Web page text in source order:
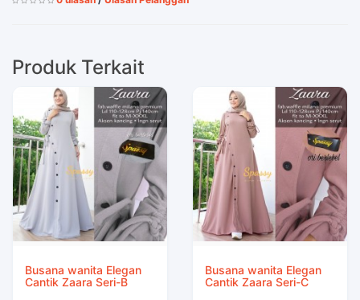
Produk Terkait
Busana wanita Elegan
Cantik Zaara Seri-B
Busana wanita Elegan
Cantik Zaara Seri-C